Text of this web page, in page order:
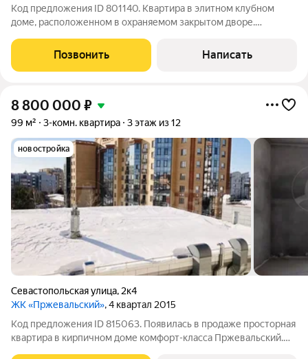
Код предложения ID 801140. Квартира в элитном клубном
доме, расположенном в охраняемом закрытом дворе.
этаже обеспечивают тишину и приватность. Просторная
двухуровневая планировка, которая дарит
Позвонить Написать
8 800 000 ₽
99 м² 3-комн. квартира 3 этаж из 12
новостройка
Севастопольская улица, 2к4
ЖК «Пржевальский», 4 квартал 2015
Код предложения ID 815063. Появилась в продаже просторная
квартира в кирпичном доме комфорт-класса Пржевальский.